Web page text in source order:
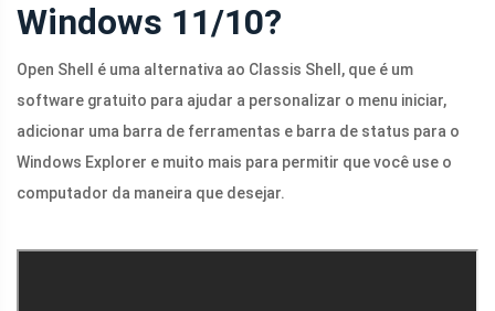
Windows 11/10?
Open Shell é uma alternativa ao Classis Shell, que é um
software gratuito para ajudar a personalizar o menu iniciar,
adicionar uma barra de ferramentas e barra de status para o
Windows Explorer e muito mais para permitir que você use o
computador da maneira que desejar.